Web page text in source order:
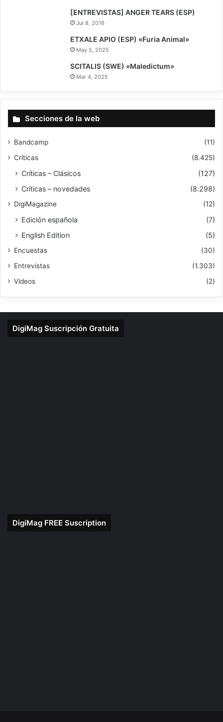
[ENTREVISTAS] ANGER TEARS (ESP)
Jul 8, 2016
ETXALE APIO (ESP) «Furia Animal»
May 5, 2025
SCITALIS (SWE) «Maledictum»
Mar 4, 2025
Secciones de la web
Bandcamp
(11)
Críticas
(8.425)
Críticas – Clásicos
(127)
Criticas – novedades
(8.298)
DigiMagazine (12)
Edición española
(7)
English Edition
(5)
Encuestas
(30)
Entrevistas
(1.303)
Videos
(2)
DigiMag Suscripción Gratuita
DigiMag FREE Suscription